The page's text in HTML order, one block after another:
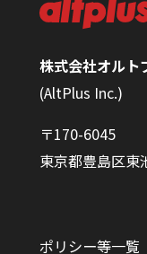
株式会社オルト
(AltPlus Inc.)
〒170-6045
東京都豊島区東
ポリシー等一覧